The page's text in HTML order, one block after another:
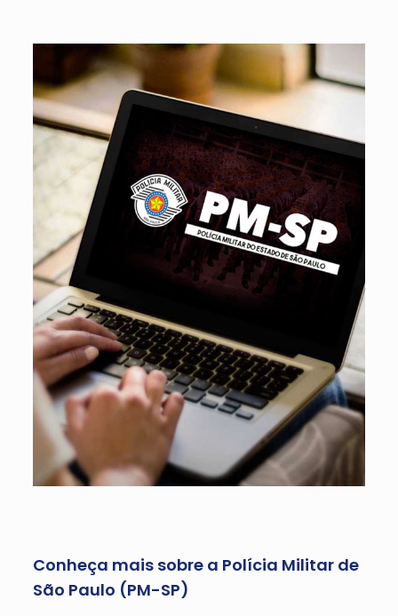
Conheça mais sobre a Polícia Militar de
São Paulo (PM-SP)